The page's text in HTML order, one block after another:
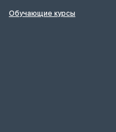
Обучающие курсы